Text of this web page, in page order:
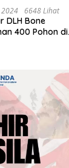
2024 6648 Lihat
DLH Bone
400 Pohon di